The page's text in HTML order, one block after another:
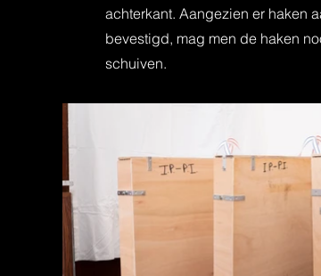
achterkant. Aangezien er haken
bevestigd, mag men de haken
schuiven.